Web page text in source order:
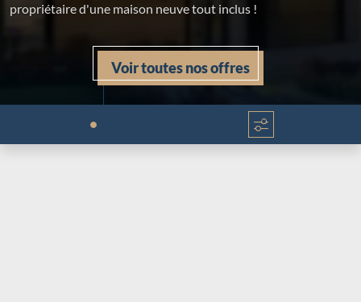
propriétaire d'une maison neuve tout inclus !
Voir toutes nos offres
Chargement...